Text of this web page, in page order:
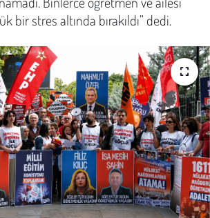
bir stres altında bırakıldı” dedi.